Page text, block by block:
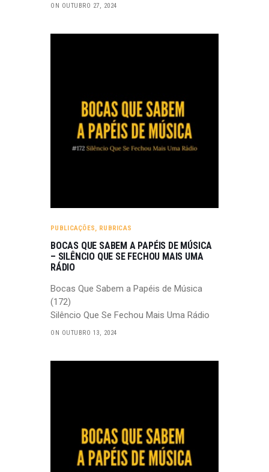
ON OUTUBRO 27, 2024
PUBLICAÇÕES, RUBRICAS
BOCAS QUE SABEM A PAPÉIS DE MÚSICA
– SILÊNCIO QUE SE FECHOU MAIS UMA
RÁDIO
Bocas Que Sabem a Papéis de Música
(172)
Silêncio Que Se Fechou Mais Uma Rádio
ON OUTUBRO 13, 2024